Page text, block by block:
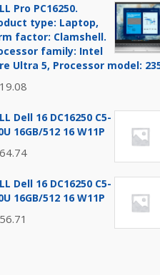
Pro PC16250.
type: Laptop,
factor: Clamshell.
family: Intel
Ultra 5, Processor model:
Dell 16 DC16250 C5-
16GB/512 16 W11P
Dell 16 DC16250 C5-
16GB/512 16 W11P